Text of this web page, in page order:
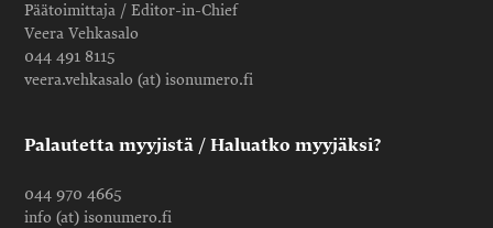
Päätoimittaja / Editor-in-Chief
Veera Vehkasalo
044 491 8115
veera.vehkasalo (at) isonumero.fi
Palautetta myyjistä / Haluatko myyjäksi?
044 970 4665
info (at) isonumero.fi